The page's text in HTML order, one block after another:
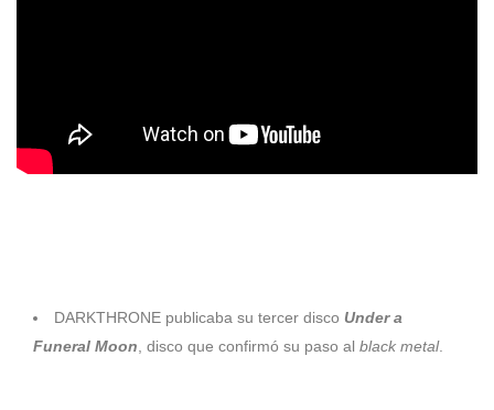
DARKTHRONE publicaba su tercer disco Under a
Funeral Moon , disco que confirmó su paso al black metal.